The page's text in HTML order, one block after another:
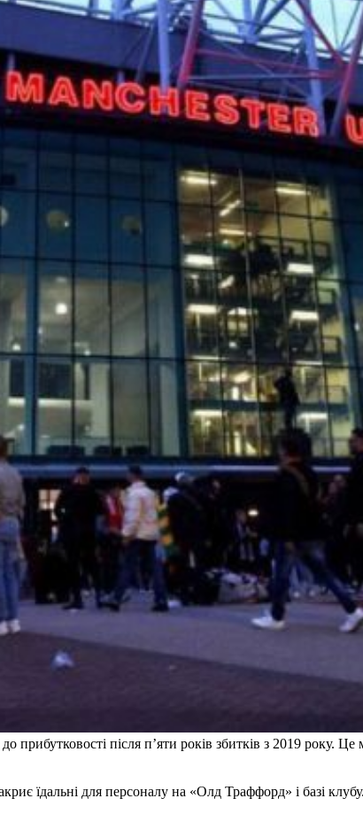
після п’яти років збитків з 2019 року.
їдальні для персоналу на «Олд Траффорд» і базі клубу.